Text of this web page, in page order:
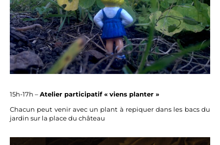
15h-17h –Atelier participatif « viens planter »
Chacun peut venir avec un plant à repiquer dans les bacs du
jardin sur la place du château